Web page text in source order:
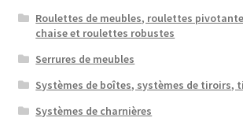
Roulettes de meubles, roulettes
chaise et roulettes robustes
Serrures de meubles
Systèmes de boîtes, systèmes de tiroirs,
Systèmes de charnières